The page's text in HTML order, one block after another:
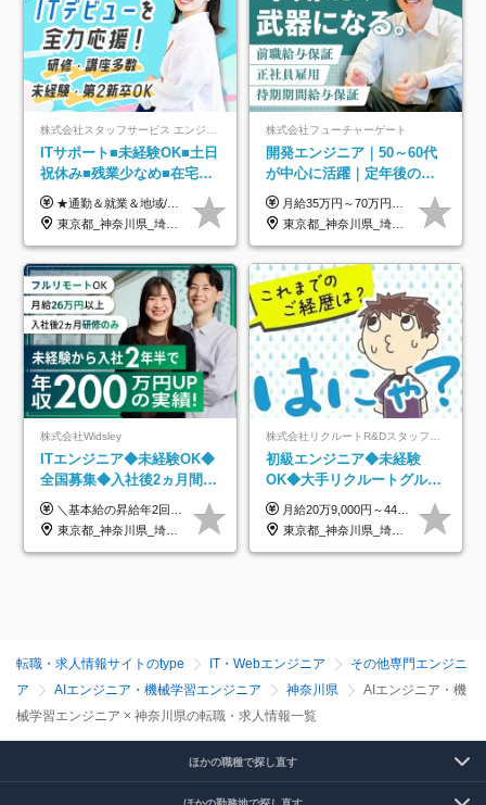
ITサポート■未経験OK■土日
祝休み■残業少なめ■在宅実
績あり■約900種類のスキル
アップ講座あり■全国募集
★通勤＆就業＆地域/住宅＆役職手当あり ★残業代は全額支給 ★選べる給与制度あり！ ■東京・神奈川・千葉・埼玉勤務の場合 月給24.5万円～55万円＋諸手当 （残業代は全額支給） (20,000円の地域/住宅手当込み) ■愛知・京都・大阪・兵庫勤務の場合 月給24万円以上＋諸手当 （残業代は全額支給） (15,000円の地域/住宅手当込み) ■茨城・栃木・群馬・静岡・三重・滋賀・広島・福岡勤務の場合 月給23.5万円以上＋諸手当 （残業代は全額支給） (10,000円の地域/住宅手当込み) ■北海道・宮城・山梨・長野・岐阜・奈良・和歌山・岡山勤務の場合 月給23万円以上＋諸手当 （残業代は全額支給） (5,000円の地域/住宅手当込み) ■その他のエリア勤務の場合 月給22.5万円以上＋諸手当 （残業代は全額支給） ※経験や能力を考慮し、当社規定により優遇します 【昇給：年一回実施】 【選べる給与制度】 ★収入を重視する方に… 「変動型人事制度」の選択も可能（派遣先からの評価に応じて収入アップ！） ※年2回のタイミングで希望者と面談の上決定します。
東京都_神奈川県_埼玉県_千葉県_大阪府_愛知県_北海道_岩手県_宮城県_山形県_福島県_茨城県_栃木県_群馬県_山梨県_長野県_富山県_石川県_静岡県_岐阜県_三重県_兵庫県_京都府_滋賀県_奈良県_広島県_岡山県_山口県_愛媛県_福岡県_熊本県_長崎県
株式会社フューチャーゲート
開発エンジニア｜50～60代
が中心に活躍｜定年後の給
与減ナシ｜年収50万円アッ
プ実績／昇給率92％（直近3
年）
月給35万円～70万円（固定残業代30時間分63,869円～を含む）+賞与年1回 ※30時間を超える分は別途支給します ●これまでのご経験・スキル・前職給与をできる限り考慮します ●待機期間も給与を100％支給します ●試用期間中も給与や福利厚生は同じです ≪年収を維持しながら長く働けます！≫ 一般的な企業では55歳や60歳を機に年収が下がりますが、 当社は役職などではなく「スキルや経験」で評価。 エンジニアとして長く働きながら あなたにふさわしい年収を維持できます！
東京都_神奈川県_埼玉県_千葉県
株式会社Widsley
ITエンジニア◆未経験OK◆
全国募集◆入社後2ヵ月間は
研修のみ◆フルリモート
OK◆残業月3h◆服装髪型自
＼基本給の昇給年2回＆プロジェクト手当による昇給年12回！！／ 【経験者の場合】 月給33万円～70万円＋プロジェクト手当＋資格手当 ★スキルや経験を考慮の上、優遇します ★上記給与には固定残業代20時間分(月4万3883円～)を含みます。残業が超過した場合は、追加支給します(残業は月平均3時間とほぼ発生しません。残業がなくても、固定残業代は支給されます) ★試用期間中も、月給や福利厚生等は同じです ---------- 【未経験者の場合】 月給26万円～50万円＋プロジェクト手当＋資格手当 ★スキルや経験を考慮の上、優遇します ★上記給与には固定残業代20時間分(月3万719円～)を含みます。残業が超過した場合は、追加支給します(残業は月平均3時間とほぼ発生しません。残業がなくても、固定残業代は支給されます) ★試用期間6ヵ月あり ・1ヶ月目～：月給23万円～ ・2ヶ月目～6ヶ月目：月給23万円～＋プロジェクト手当1～3万円 （上記給与にはそれぞれ固定残業代20時間分(月3万719円～)を含み、超過した場合は追加支給します。） ---------- 【プロジェクト手当について】 参画するプロジェクトの単価に応じて毎月の歩合給を支給します 業界内でもトップクラスの高還元です！
東京都_神奈川県_埼玉県_千葉県_大阪府_愛知県_北海道_青森県_岩手県_宮城県_秋田県_山形県_福島県_茨城県_栃木県_群馬県_新潟県_山梨県_長野県_富山県_石川県_福井県_静岡県_岐阜県_三重県_兵庫県_京都府_滋賀県_奈良県_和歌山県_広島県_岡山県_鳥取県_島根県_山口県_徳島県_香川県_愛媛県_高知県_福岡県_熊本県_佐賀県_長崎県_大分県_宮崎県_鹿児島県_沖縄県
初級エンジニア◆未経験
OK◆大手リクルートグルー
プ正社員◆独自の教育体制
◆住宅手当制度あり/s
月給20万9,000円～44万円 ※試用期間6カ月あり（期間中の待遇に変更なし） ※経験・能力・前給を考慮の上、決定いたします ※時間外手当100％支給 ※派遣就業先が変更となる場合には、就業規則、労使協定等に基づき賃金が変更となる可能性があります
東京都_神奈川県_埼玉県_千葉県_大阪府_愛知県_青森県_岩手県_宮城県_秋田県_山形県_福島県_茨城県_栃木県_群馬県_山梨県_長野県_福井県_静岡県_岐阜県_三重県_兵庫県_京都府_滋賀県_奈良県_広島県_岡山県_山口県_香川県_福岡県_熊本県_佐賀県_長崎県_大分県_宮崎県_鹿児島県
転職・求人情報サイトのtype IT・Webエンジニア
その他専門エンジニ
ア
AIエンジニア・機械学習エンジニア 神奈川県
AIエンジニア・機
械学習エンジニア × 神奈川県の転職・求人情報一覧
ほかの職種で探し直す